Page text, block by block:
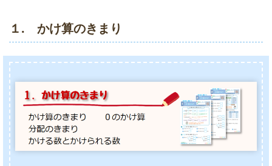
１. かけ算のきまり